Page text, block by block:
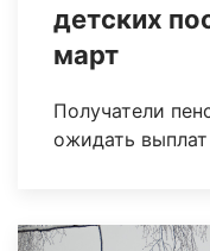
детских
март
Получатели
ожидать